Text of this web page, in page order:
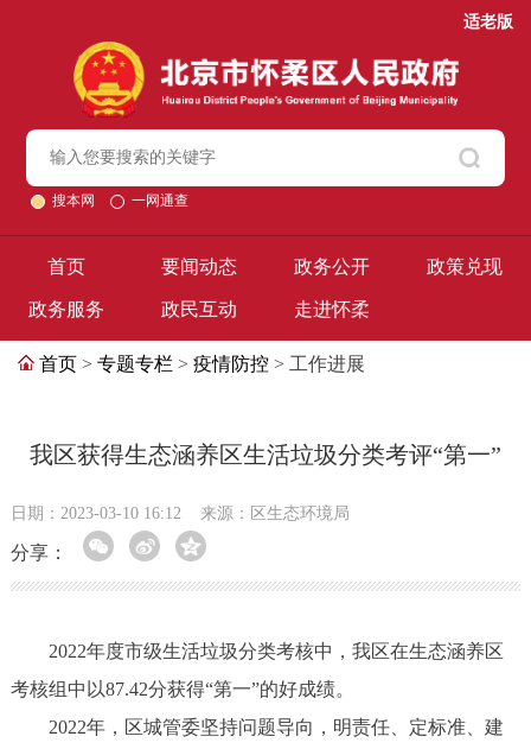
适老版
搜本网 一网通查
首页 要闻动态 政务公开 政策兑现
政务服务 政民互动 走进怀柔
首页 > 专题专栏 > 疫情防控 > 工作进展
我区获得生态涵养区生活垃圾分类考评“第一”
日期：2023-03-10 16:12 来源：区生态环境局
分享：
2022年度市级生活垃圾分类考核中，我区在生态涵养区
考核组中以87.42分获得“第一”的好成绩。
2022年，区城管委坚持问题导向，明责任、定标准、建